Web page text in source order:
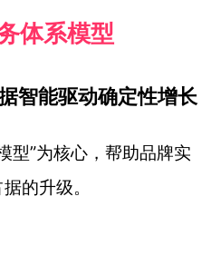
体系模型
智能驱动确定性增长
型”为核心，帮助品牌实
的升级。